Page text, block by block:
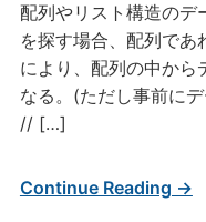
配列やリスト構造のデ
を探す場合、配列で
により、配列の中か
なる。(ただし事前に
// […]
Continue Reading →